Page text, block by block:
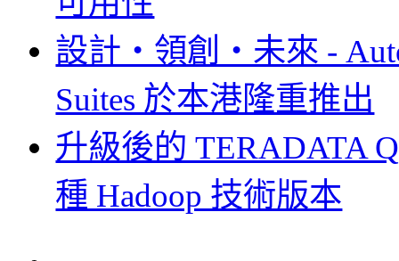
設計‧領創‧未來 -
Suites 於本港隆重推出
升級後的 TERADATA
種 Hadoop 技術版本